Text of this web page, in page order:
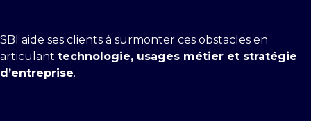
SBI aide ses clients à surmonter ces obstacles en
articulant technologie, usages métier et stratégie
d’entreprise.